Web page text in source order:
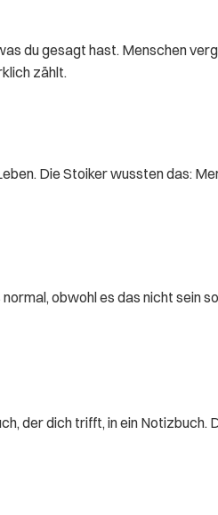
du gesagt hast. Menschen
zählt.
Die Stoiker wussten das:
obwohl es das nicht sein
der dich trifft, in ein Notizbuch.